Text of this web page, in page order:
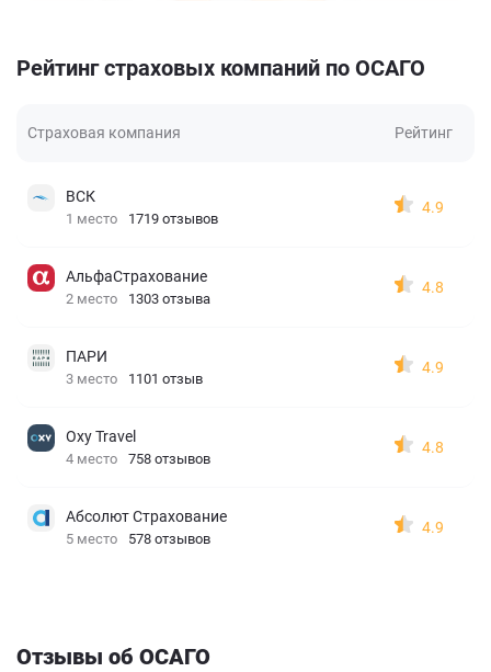
Рейтинг страховых компаний по ОСАГО
Страховая компания Рейтинг
ВСК
1 место 1719 отзывов
4.9
АльфаСтрахование
2 место 1303 отзыва
4.8
ПАРИ
3 место 1101 отзыв
4.9
Oxy Travel
4 место 758 отзывов
4.8
Абсолют Страхование
5 место 578 отзывов
4.9
Отзывы об ОСАГО